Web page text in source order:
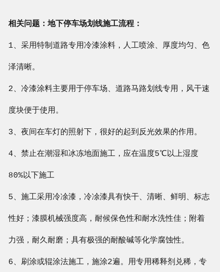
相关问题：地下停车场划线施工流程：
1、采用特制道路专用冷漆涂料，人工喷涂、厚度均匀、色
泽清晰。
2、冷漆涂料主要用于停车场、道路马路划线专用，风干速
度块便于使用。
3、夜间在车灯的照射下，很好的起到反光效果的作用。
4、禁止在潮湿和冰冻地面施工，应在温度5℃以上湿度
80%以下施工
5、施工采用冷凃漆，冷凃漆具有快干、清晰、鲜明、标志
性好；漆膜机械强度高，耐候保色性和耐水洗性佳；附着
力强，耐久耐磨；具有极强的耐酸碱等化学腐蚀性。
6、刷涂或辊涂法施工，施涂2遍。用专用稀释剂兑稀，专